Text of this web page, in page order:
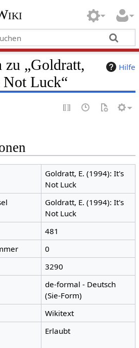
Hilfe
„Goldratt,
Luck“
Goldratt, E. (1994): It's
Not Luck
Goldratt, E. (1994): It's
Not Luck
481
0
3290
de-formal - Deutsch
(Sie-Form)
Wikitext
Erlaubt